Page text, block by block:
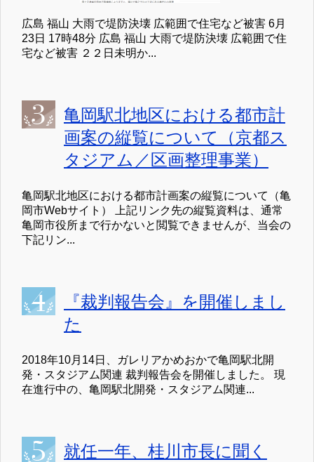
広島 福山 大雨で堤防決壊 広範囲で住宅など被害 6月
23日 17時48分 広島 福山 大雨で堤防決壊 広範囲で住
宅など被害 ２２日未明か...
亀岡駅北地区における都市計
画案の縦覧について（京都ス
タジアム／区画整理事業）
亀岡駅北地区における都市計画案の縦覧について（亀
岡市Webサイト） 上記リンク先の縦覧資料は、通常
亀岡市役所まで行かないと閲覧できませんが、当会の
下記リン...
『裁判報告会』を開催しまし
た
2018年10月14日、ガレリアかめおかで亀岡駅北開
発・スタジアム関連 裁判報告会を開催しました。 現
在進行中の、亀岡駅北開発・スタジアム関連...
就任一年、桂川市長に聞く